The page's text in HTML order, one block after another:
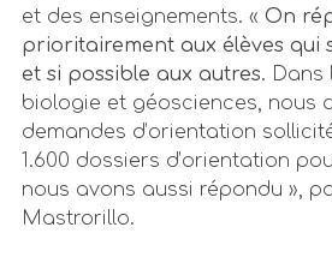
et des enseignements. « On
prioritairement aux élèves qui
et si possible aux autres. Dans
biologie et géosciences, nous
demandes d’orientation
1.600 dossiers d’orientation
nous avons aussi répondu »,
Mastrorillo.